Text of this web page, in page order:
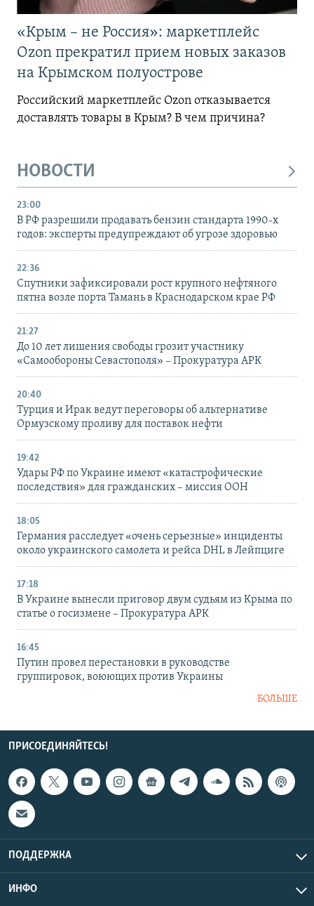
«Крым – не Россия»: маркетплейс
Ozon прекратил прием новых заказов
на Крымском полуострове
Российский маркетплейс Ozon отказывается
доставлять товары в Крым? В чем причина?
НОВОСТИ
23:00
В РФ разрешили продавать бензин стандарта 1990-х
годов: эксперты предупреждают об угрозе здоровью
22:36
Спутники зафиксировали рост крупного нефтяного
пятна возле порта Тамань в Краснодарском крае РФ
21:27
До 10 лет лишения свободы грозит участнику
«Самообороны Севастополя» – Прокуратура АРК
20:40
Турция и Ирак ведут переговоры об альтернативе
Ормузскому проливу для поставок нефти
19:42
Удары РФ по Украине имеют «катастрофические
последствия» для гражданских – миссия ООН
18:05
Германия расследует «очень серьезные» инциденты
около украинского самолета и рейса DHL в Лейпциге
17:18
В Украине вынесли приговор двум судьям из Крыма по
статье о госизмене – Прокуратура АРК
16:45
Путин провел перестановки в руководстве
группировок, воюющих против Украины
БОЛЬШЕ
ПРИСОЕДИНЯЙТЕСЬ!
ПОДДЕРЖКА
ИНФО